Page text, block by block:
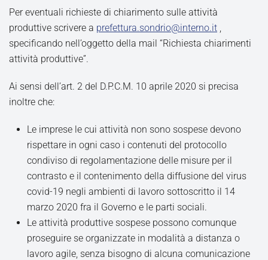
Per eventuali richieste di chiarimento sulle attività
produttive scrivere a prefettura.sondrio@interno.it ,
specificando nell’oggetto della mail “Richiesta chiarimenti
attività produttive”.
Ai sensi dell’art. 2 del D.P.C.M. 10 aprile 2020 si precisa
inoltre che:
Le imprese le cui attività non sono sospese devono
rispettare in ogni caso i contenuti del protocollo
condiviso di regolamentazione delle misure per il
contrasto e il contenimento della diffusione del virus
covid-19 negli ambienti di lavoro sottoscritto il 14
marzo 2020 fra il Governo e le parti sociali.
Le attività produttive sospese possono comunque
proseguire se organizzate in modalità a distanza o
lavoro agile, senza bisogno di alcuna comunicazione